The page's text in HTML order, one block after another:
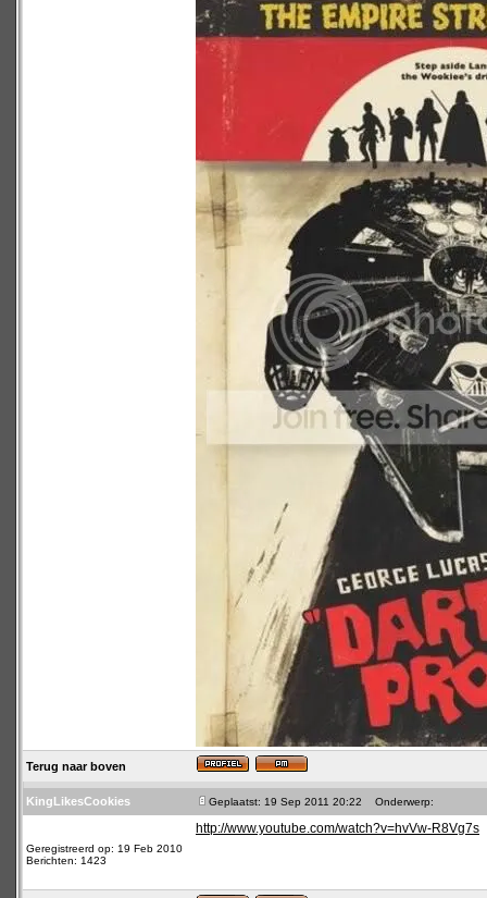
Terug naar boven
KingLikesCookies Geplaatst: 19 Sep 2011 20:22 Onderwerp:
Geregistreerd op: 19 Feb 2010
Berichten: 1423
http://www.youtube.com/watch?v=hvVw-R8Vg7s